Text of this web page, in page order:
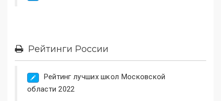
Рейтинги России
Рейтинг лучших школ Московской
области 2022